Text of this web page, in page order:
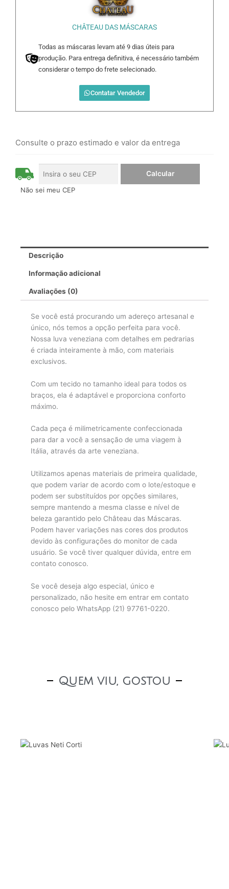
Descrição
Informação adicional
Avaliações (0)
Se você está procurando um adereço artesanal e
único, nós temos a opção perfeita para você.
Nossa luva veneziana com detalhes em pedrarias
é criada inteiramente à mão, com materiais
exclusivos.
Com um tecido no tamanho ideal para todos os
braços, ela é adaptável e proporciona conforto
máximo.
Cada peça é milimetricamente confeccionada
para dar a você a sensação de uma viagem à
Itália, através da arte veneziana.
Utilizamos apenas materiais de primeira qualidade,
que podem variar de acordo com o lote/estoque e
podem ser substituídos por opções similares,
sempre mantendo a mesma classe e nível de
beleza garantido pelo Château das Máscaras.
Podem haver variações nas cores dos produtos
devido às configurações do monitor de cada
usuário. Se você tiver qualquer dúvida, entre em
contato conosco.
Se você deseja algo especial, único e
personalizado, não hesite em entrar em contato
conosco pelo WhatsApp (21) 97761-0220.
Quem viu, gostou
CHÂTEAU DAS MÁSCARAS
Todas as máscaras levam até 9 dias úteis para
produção. Para entrega definitiva, é necessário também
considerar o tempo do frete selecionado.
Contatar Vendedor
Consulte o prazo estimado e valor da entrega
Não sei meu CEP